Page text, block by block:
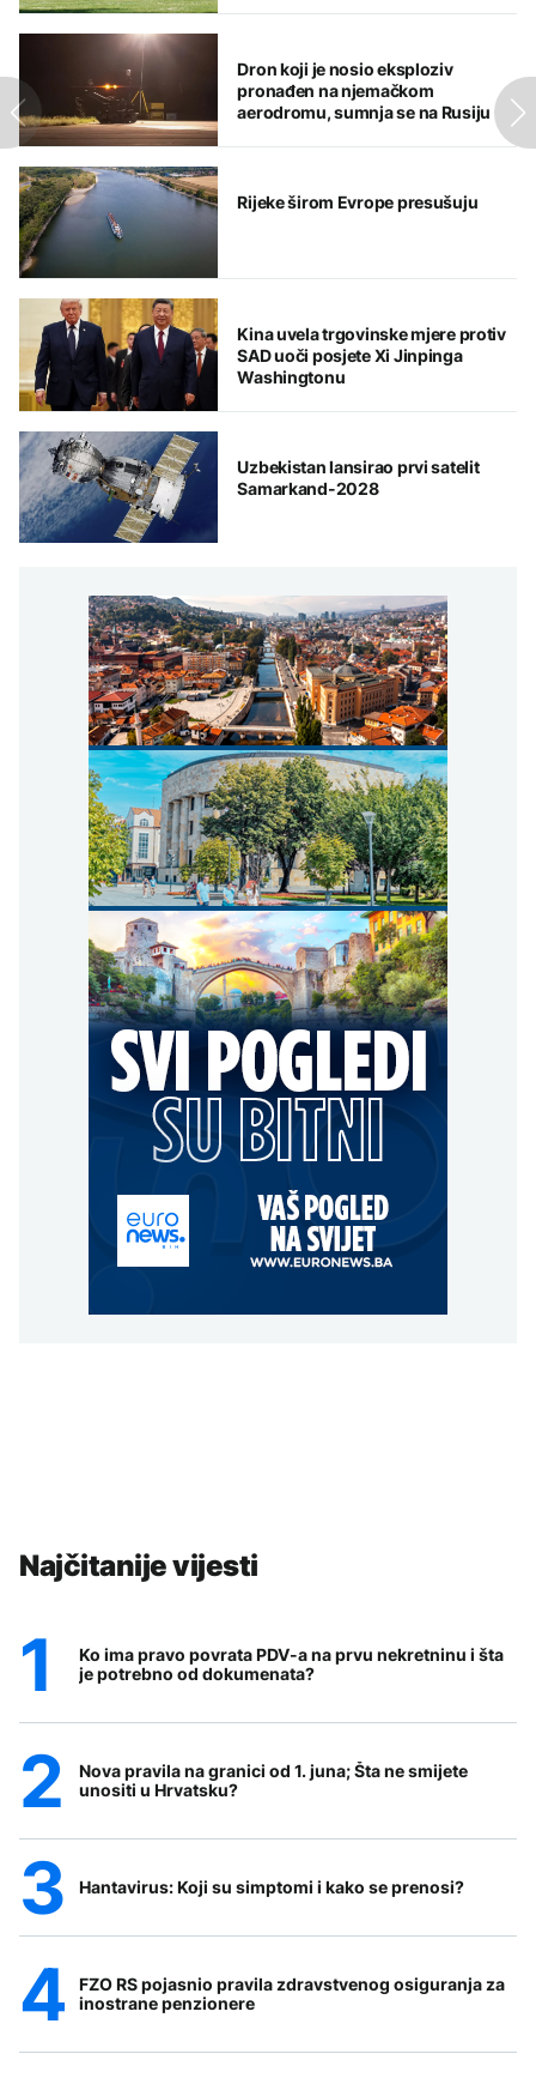
Dron koji je nosio eksploziv
pronađen na njemačkom
aerodromu, sumnja se na Rusiju
Rijeke širom Evrope presušuju
Kina uvela trgovinske mjere protiv
SAD uoči posjete Xi Jinpinga
Washingtonu
Uzbekistan lansirao prvi satelit
Samarkand-2028
Najčitanije vijesti
Ko ima pravo povrata PDV-a na prvu nekretninu i šta
je potrebno od dokumenata?
Nova pravila na granici od 1. juna; Šta ne smijete
unositi u Hrvatsku?
Hantavirus: Koji su simptomi i kako se prenosi?
FZO RS pojasnio pravila zdravstvenog osiguranja za
inostrane penzionere